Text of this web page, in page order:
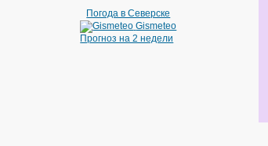
Погода в Северске
Gismeteo
Прогноз на 2 недели